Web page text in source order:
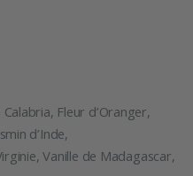
Fleur d’Oranger,
d’Inde,
Vanille de Madagascar,